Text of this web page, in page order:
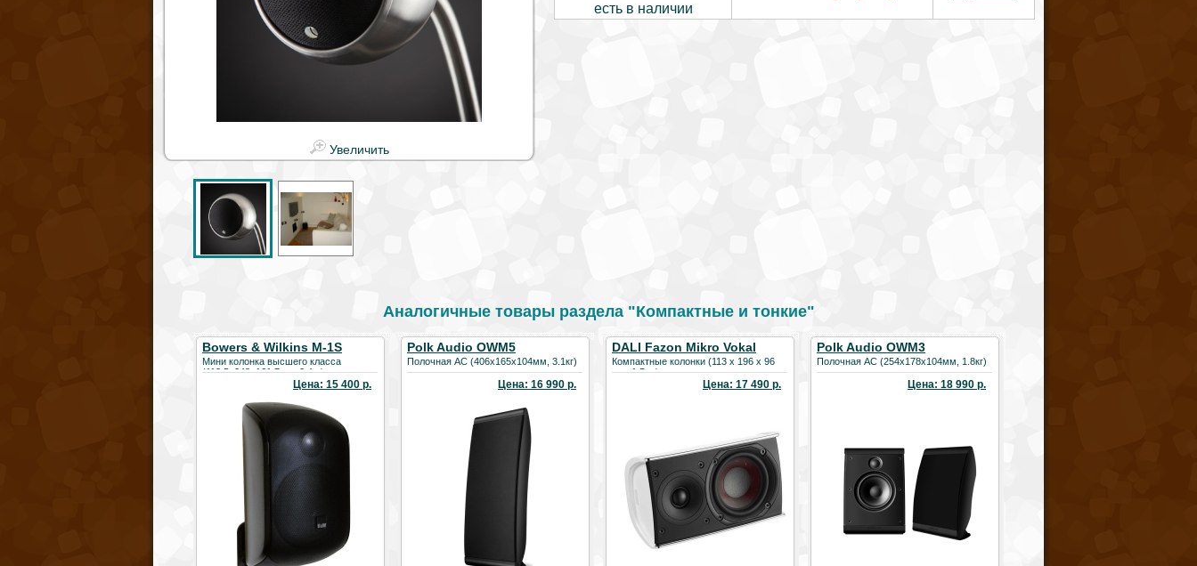
Увеличить
есть в наличии
Аналогичные товары раздела "Компактные и тонкие"
Bowers & Wilkins M-1S
Мини колонка высшего класса
(113,5х248х161,7мм, 2.4кг)
Цена: 15 400 р.
Polk Audio OWM5
Полочная АС (406х165х104мм, 3.1кг)
Цена: 16 990 р.
DALI Fazon Mikro Vokal
Компактные колонки (113 x 196 x 96
мм; 1,5 кг)
Цена: 17 490 р.
Polk Audio OWM3
Полочная АС (254х178х104мм, 1.8кг)
Цена: 18 990 р.